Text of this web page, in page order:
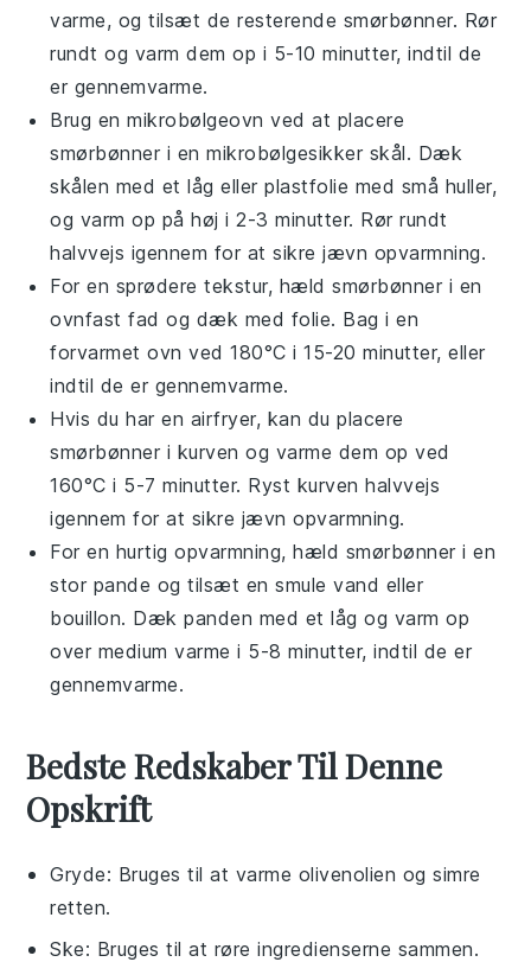
varme, og tilsæt de resterende smørbønner. Rør
rundt og varm dem op i 5-10 minutter, indtil de
er gennemvarme.
Brug en mikrobølgeovn ved at placere
smørbønner i en mikrobølgesikker skål. Dæk
skålen med et låg eller plastfolie med små huller,
og varm op på høj i 2-3 minutter. Rør rundt
halvvejs igennem for at sikre jævn opvarmning.
For en sprødere tekstur, hældsmørbønner i en
ovnfast fad og dæk med folie. Bag i en
forvarmet ovn ved 180°C i 15-20 minutter, eller
indtil de er gennemvarme.
Hvis du har en airfryer, kan du placere
smørbønner i kurven og varme dem op ved
160°C i 5-7 minutter. Ryst kurven halvvejs
igennem for at sikre jævn opvarmning.
For en hurtig opvarmning, hæld smørbønner i en
stor pande og tilsæt en smulevand eller
bouillon. Dæk panden med et låg og varm op
over medium varme i 5-8 minutter, indtil de er
gennemvarme.
Bedste Redskaber Til Denne
Opskrift
Gryde: Bruges til at varme olivenolien og simre
retten.
Ske: Bruges til at røre ingredienserne sammen.